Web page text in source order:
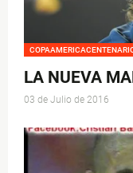
LA NUEVA
03 de Julio de 2016